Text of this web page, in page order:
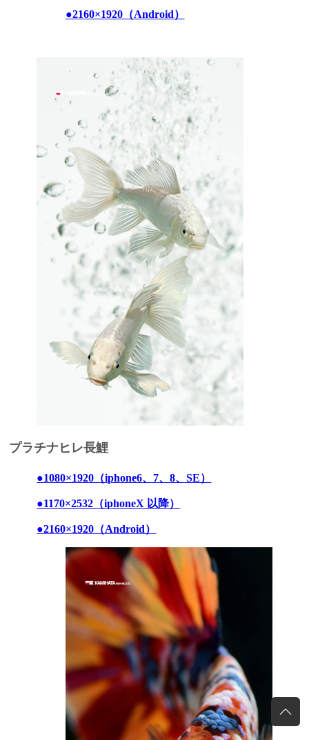
●2160×1920（Android）
プラチナヒレ長鯉
●1080×1920（iphone6、7、8、SE）
●1170×2532（iphoneX 以降）
●2160×1920（Android）